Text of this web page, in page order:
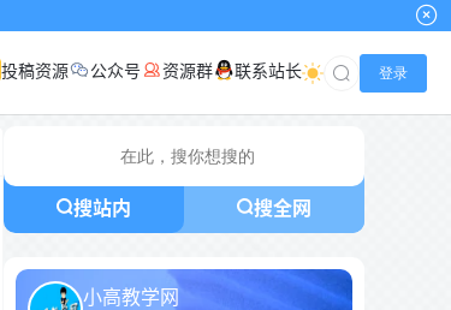
小高网已
投稿资源 公众号 资源群 联系站长 登录
搜站内 搜全网
小高教学网